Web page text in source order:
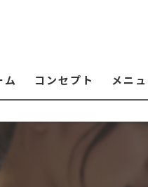
ム コンセプト メニ